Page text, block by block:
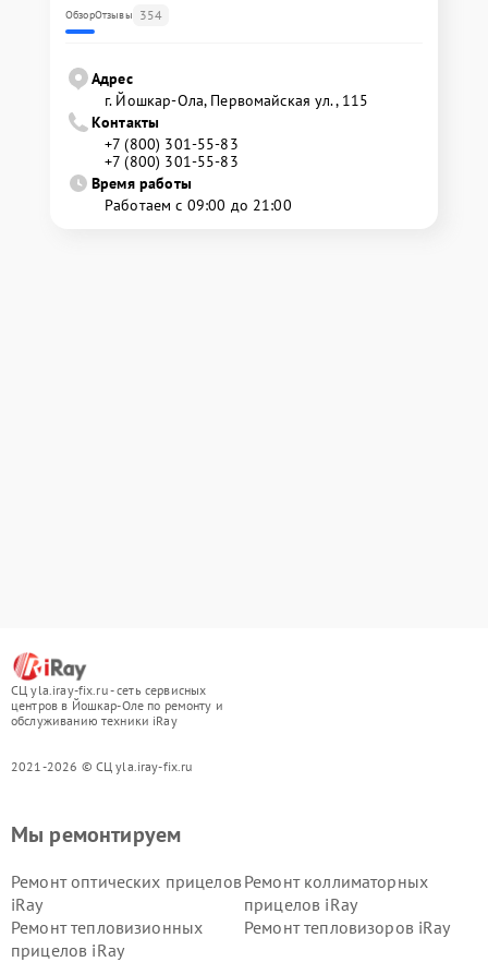
ОбзорОтзывы 354
Адрес
г. Йошкар-Ола, Первомайская ул., 115
Контакты
+7 (800) 301-55-83
+7 (800) 301-55-83
Время работы
Работаем с 09:00 до 21:00
СЦ yla.iray-fix.ru - сеть сервисных
центров в Йошкар-Оле по ремонту и
обслуживанию техники iRay
2021-2026 © СЦ yla.iray-fix.ru
Мы ремонтируем
Ремонт оптических прицелов
iRay
Ремонт коллиматорных
прицелов iRay
Ремонт тепловизионных
прицелов iRay
Ремонт тепловизоров iRay